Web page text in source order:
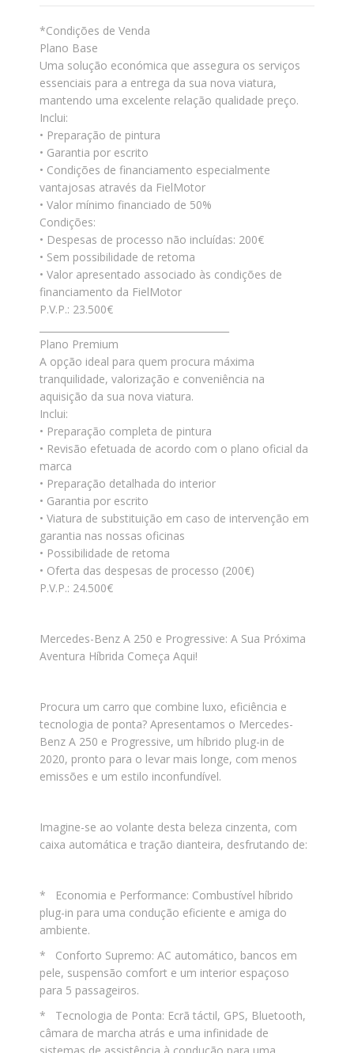
*Condições de Venda
Plano Base
Uma solução económica que assegura os serviços
essenciais para a entrega da sua nova viatura,
mantendo uma excelente relação qualidade preço.
Inclui:
• Preparação de pintura
• Garantia por escrito
• Condições de financiamento especialmente
vantajosas através da FielMotor
• Valor mínimo financiado de 50%
Condições:
• Despesas de processo não incluídas: 200€
• Sem possibilidade de retoma
• Valor apresentado associado às condições de
financiamento da FielMotor
P.V.P.: 23.500€
Plano Premium
A opção ideal para quem procura máxima
tranquilidade, valorização e conveniência na
aquisição da sua nova viatura.
Inclui:
• Preparação completa de pintura
• Revisão efetuada de acordo com o plano oficial da
marca
• Preparação detalhada do interior
• Garantia por escrito
• Viatura de substituição em caso de intervenção em
garantia nas nossas oficinas
• Possibilidade de retoma
• Oferta das despesas de processo (200€)
P.V.P.: 24.500€
Mercedes-Benz A 250 e Progressive: A Sua Próxima
Aventura Híbrida Começa Aqui!
Procura um carro que combine luxo, eficiência e
tecnologia de ponta? Apresentamos o Mercedes-
Benz A 250 e Progressive, um híbrido plug-in de
2020, pronto para o levar mais longe, com menos
emissões e um estilo inconfundível.
Imagine-se ao volante desta beleza cinzenta, com
caixa automática e tração dianteira, desfrutando de:
* Economia e Performance: Combustível híbrido
plug-in para uma condução eficiente e amiga do
ambiente.
* Conforto Supremo: AC automático, bancos em
pele, suspensão comfort e um interior espaçoso
para 5 passageiros.
* Tecnologia de Ponta: Ecrã táctil, GPS, Bluetooth,
câmara de marcha atrás e uma infinidade de
sistemas de assistência à condução para uma